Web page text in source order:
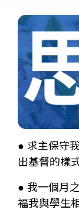
● 求主保守
出基督的樣
● 我一個月
福我與學生